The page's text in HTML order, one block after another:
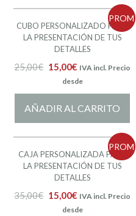
PROM
CUBO PERSONALIZADO PARA
LA PRESENTACIÓN DE TUS
DETALLES
25,00€ 15,00€ IVA incl. Precio
desde
AÑADIR AL CARRITO
PROM
CAJA PERSONALIZADA PARA
LA PRESENTACIÓN DE TUS
DETALLES
35,00€ 15,00€ IVA incl. Precio
desde